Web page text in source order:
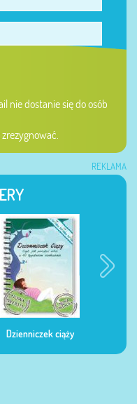
nie dostanie się do osób
REKLAMA
Dzienniczek żywienia